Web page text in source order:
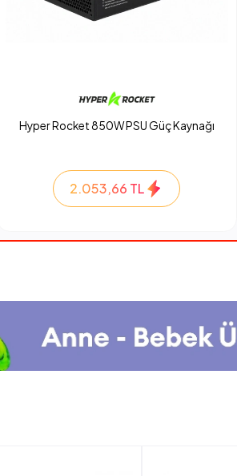
Hyper Rocket 850W PSU Güç Kaynağı
Hyper Rocket 850W PSU Güç Kaynağı
2.053,66 TL